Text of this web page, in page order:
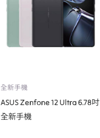
全新手機
ASUS Zenfone 12 Ultra 6.78吋
全新手機